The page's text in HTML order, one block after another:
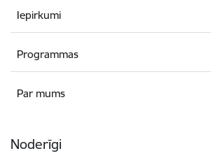
Iepirkumi
Programmas
Par mums
Noderīgi